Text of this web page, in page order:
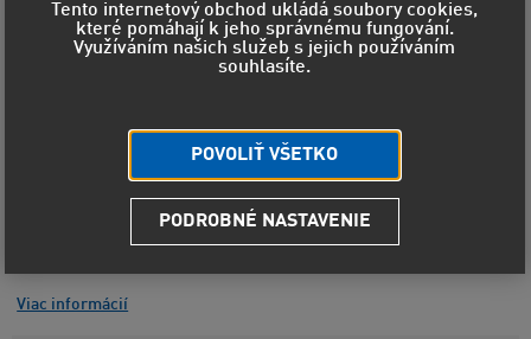
9966 Výrobca
LIQUI MOLY
Viac informácií
Tento internetový obchod ukládá soubory cookies,
které pomáhají k jeho správnému fungování.
Využíváním našich služeb s jejich používáním
souhlasíte.
POVOLIŤ VŠETKO
PODROBNÉ NASTAVENIE